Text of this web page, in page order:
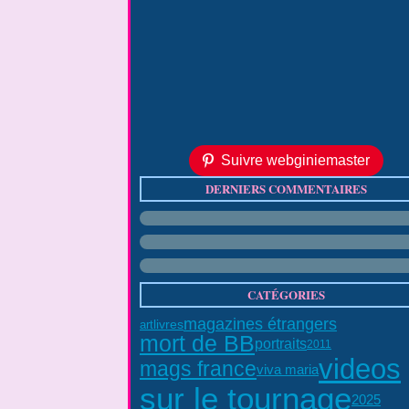
Suivre webginiemaster
DERNIERS COMMENTAIRES
CATÉGORIES
art livresmagazines étrangers
mort de BBportraits2011
mags franceviva mariavideos
sur le tournage2025